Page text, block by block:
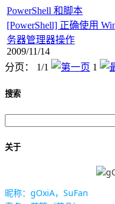
PowerShell 和脚本
[PowerShell] 正确使用
务器管理器操作
2009/11/14
分页： 1/1
1
搜索
关于
昵称：gOxiA，SuFan